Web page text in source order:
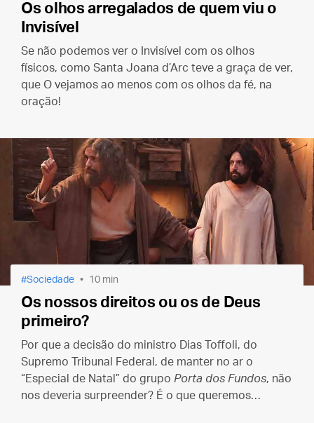
Os olhos arregalados de quem viu o
Invisível
Se não podemos ver o Invisível com os olhos
físicos, como Santa Joana d’Arc teve a graça de ver,
que O vejamos ao menos com os olhos da fé, na
oração!
Sociedade 10 min
Os nossos direitos ou os de Deus
primeiro?
Por que a decisão do ministro Dias Toffoli, do
Supremo Tribunal Federal, de manter no ar o
“Especial de Natal” do grupo Porta dos Fundos, não
nos deveria surpreender? É o que queremos